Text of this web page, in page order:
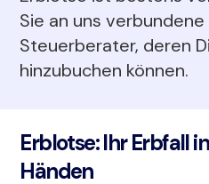
Sie an uns
Steuerberater, deren
hinzubuchen können.
Erblotse: Ihr Erbfall
Händen